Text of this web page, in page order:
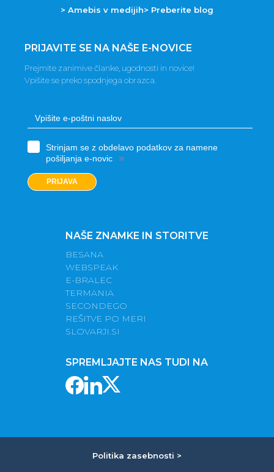
> Amebis v medijih> Preberite blog
PRIJAVITE SE NA NAŠE E-NOVICE
Prejmite zanimive članke, ugodnosti in novice!
Vpišite se preko spodnjega obrazca.
Strinjam se z obdelavo podatkov za namene
pošiljanja e-novic
»
PRIJAVA
NAŠE ZNAMKE IN STORITVE
BESANA
WEBSPEAK
E-BRALEC
TERMANIA
SECONDEGO
REŠITVE PO MERI
SLOVARJI.SI
SPREMLJAJTE NAS TUDI NA
Politika zasebnosti >